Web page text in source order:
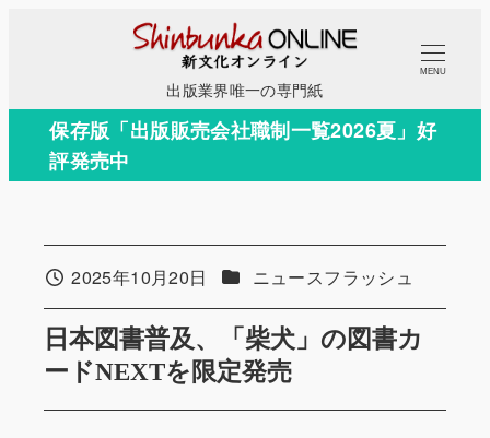
コ
テ
出版業界唯一の専門紙
MENU
保存版「出版販売会社職制一覧2026夏」好
評発売中
日本図書普及、「柴犬」の図書カ
ードNEXTを限定発売
投稿日2025年10月20日 カテゴリー
ニュースフラッシュ